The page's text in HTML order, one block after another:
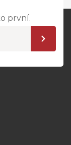
první.